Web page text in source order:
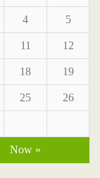
4 5
11 12
18 19
25 26
Now »